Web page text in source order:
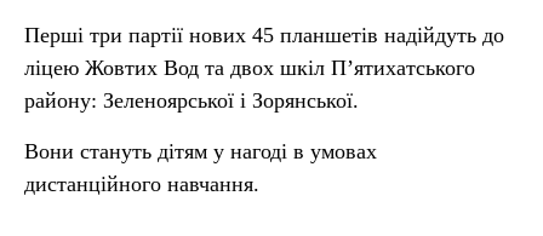
Перші три партії нових 45 планшетів надійдуть до
ліцею Жовтих Вод та двох шкіл П’ятихатського
району: Зеленоярської і Зорянської.
Вони стануть дітям у нагоді в умовах
дистанційного навчання.